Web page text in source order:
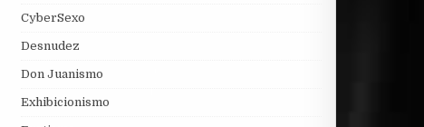
CyberSexo
Desnudez
Don Juanismo
Exhibicionismo